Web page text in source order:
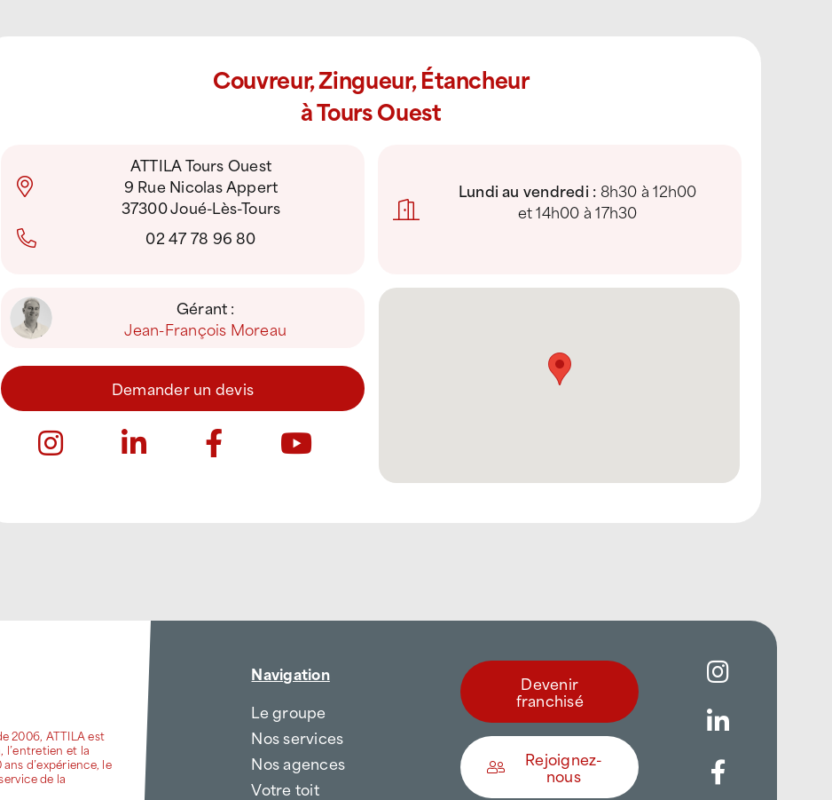
Couvreur, Zingueur, Étancheur
à Tours Ouest
ATTILA Tours Ouest
9 Rue Nicolas Appert
37300 Joué-Lès-Tours
02 47 78 96 80
Lundi au vendredi : 8h30 à 12h00
et 14h00 à 17h30
Gérant :
Jean-François Moreau
Demander un devis
2006, ATTILA est
l’entretien et la
d’expérience, le
de la
Navigation
Le groupe
Nos services
Nos agences
Votre toit
Devenir
franchisé
Rejoignez-
nous